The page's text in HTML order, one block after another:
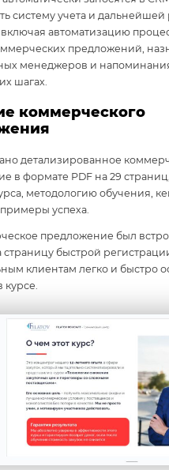
систему учета и дальнейшей
автоматизацию
предложений,
менеджеров и
шагах.
коммерческого
детализированное
в формате PDF на 29
методологию обучения,
успеха.
предложение был
быстрой
клиентам легко и быстро
курсе.